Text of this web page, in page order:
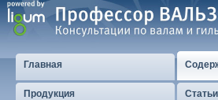
Главная
Продукция